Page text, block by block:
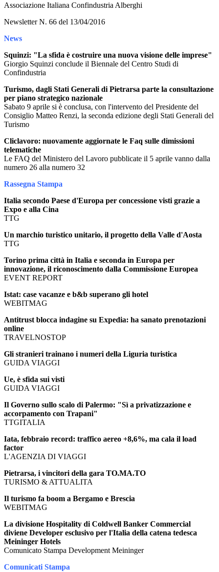
Associazione Italiana Confindustria Alberghi
Newsletter N. 66 del 13/04/2016
News
Squinzi: "La sfida è costruire una nuova visione delle imprese"
Giorgio Squinzi conclude il Biennale del Centro Studi di
Confindustria
Turismo, dagli Stati Generali di Pietrarsa parte la consultazione
per piano strategico nazionale
Sabato 9 aprile si è conclusa, con l'intervento del Presidente del
Consiglio Matteo Renzi, la seconda edizione degli Stati Generali del
Turismo
Cliclavoro: nuovamente aggiornate le Faq sulle dimissioni
telematiche
Le FAQ del Ministero del Lavoro pubblicate il 5 aprile vanno dalla
numero 26 alla numero 32
Rassegna Stampa
Italia secondo Paese d'Europa per concessione visti grazie a
Expo e alla Cina
TTG
Un marchio turistico unitario, il progetto della Valle d'Aosta
TTG
Torino prima città in Italia e seconda in Europa per
innovazione, il riconoscimento dalla Commissione Europea
EVENT REPORT
Istat: case vacanze e b&b superano gli hotel
WEBITMAG
Antitrust blocca indagine su Expedia: ha sanato prenotazioni
online
TRAVELNOSTOP
Gli stranieri trainano i numeri della Liguria turistica
GUIDA VIAGGI
Ue, è sfida sui visti
GUIDA VIAGGI
Il Governo sullo scalo di Palermo: "Sì a privatizzazione e
accorpamento con Trapani"
TTGITALIA
Iata, febbraio record: traffico aereo +8,6%, ma cala il load
factor
L'AGENZIA DI VIAGGI
Pietrarsa, i vincitori della gara TO.MA.TO
TURISMO & ATTUALITA
Il turismo fa boom a Bergamo e Brescia
WEBITMAG
La divisione Hospitality di Coldwell Banker Commercial
diviene Developer esclusivo per l'Italia della catena tedesca
Meininger Hotels
Comunicato Stampa Development Meininger
Comunicati Stampa